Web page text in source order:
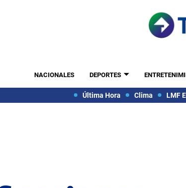
NACIONALES DEPORTES
Última Hora Clima LMF